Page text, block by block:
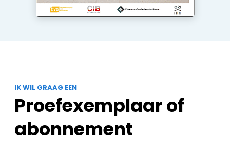
Veiligheid & Opleiding
IK WIL GRAAG EEN
Proefexemplaar of
abonnement